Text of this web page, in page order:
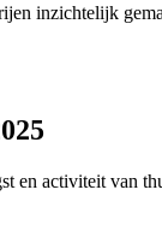
inzichtelijk
en activiteit van